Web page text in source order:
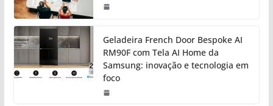
Geladeira French Door Bespoke AI
RM90F com Tela AI Home da
Samsung: inovação e tecnologia em
foco